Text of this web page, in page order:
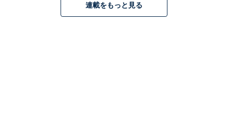
連載をもっと見る